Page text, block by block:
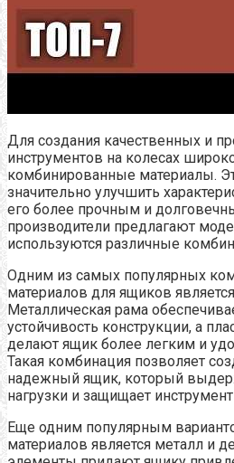
Для создания качественных и
инструментов на колесах
комбинированные материалы.
значительно улучшить
его более прочным и
производители предлагают
используются различные
Одним из самых популярных
материалов для ящиков
Металлическая рама
устойчивость конструкции, а
делают ящик более легким и
Такая комбинация позволяет
надежный ящик, который
нагрузки и защищает
Еще одним популярным
материалов является металл и